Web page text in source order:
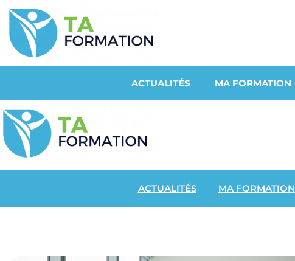
ACTUALITÉS MA FORMATION
ACTUALITÉS MA FORMATION